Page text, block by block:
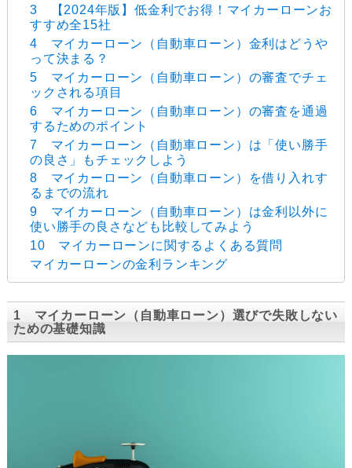
3 【2024年版】低金利でお得！マイカーローンお
すすめ全15社
4 マイカーローン（自動車ローン）金利はどうや
って決まる？
5 マイカーローン（自動車ローン）の審査でチェ
ックされる項目
6 マイカーローン（自動車ローン）の審査を通過
するためのポイント
7 マイカーローン（自動車ローン）は「使い勝手
の良さ」もチェックしよう
8 マイカーローン（自動車ローン）を借り入れす
るまでの流れ
9 マイカーローン（自動車ローン）は金利以外に
使い勝手の良さなども比較してみよう
10 マイカーローンに関するよくある質問
マイカーローンの金利ランキング
1 マイカーローン（自動車ローン）選びで失敗しない
ための基礎知識